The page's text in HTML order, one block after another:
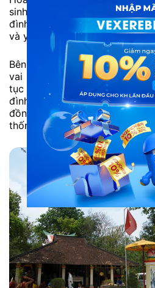
sinh hoạt văn hóa theo
đình mang nét truyền thống,
và yên tĩnh.
Bên cạnh ý nghĩa tín ngưỡng,
vai trò bảo tồn các giá trị
tục tập quán của người dân
đình giúp du khách hiểu rõ
đồng, lễ nghi dân gian và
thống tại Tây Ninh.